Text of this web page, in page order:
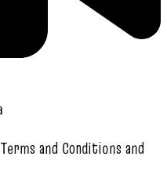
and Conditions and